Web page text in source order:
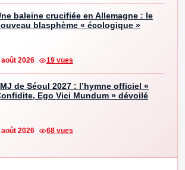
baleine crucifiée en Allemagne : le
blasphème « écologique »
août 2026 19 vues
de Séoul 2027 : l’hymne officiel «
Ego Vici Mundum » dévoilé
août 2026 68 vues